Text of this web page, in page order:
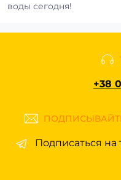
воды сегодня!
+38
Подписаться